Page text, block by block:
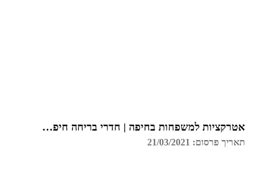
אטרקציות למשפחות בחיפה | חדרי בריחה חיפה | גלדיאטור
תאריך פרסום: 21/03/2021